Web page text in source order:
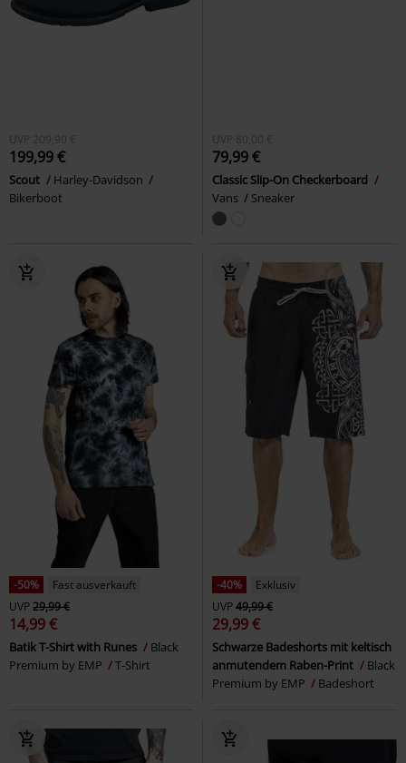
UVP 209,90 €
199,99 €
Scout
Harley-Davidson
Bikerboot
UVP 80,00 €
79,99 €
Classic Slip-On Checkerboard
Vans
Sneaker
-50%
Fast ausverkauft
UVP29,99 €
14,99 €
Batik T-Shirt with Runes
Black
Premium by EMP
T-Shirt
-40%
Exklusiv
UVP49,99 €
29,99 €
Schwarze Badeshorts mit keltisch
anmutendem Raben-Print
Black
Premium by EMP
Badeshort